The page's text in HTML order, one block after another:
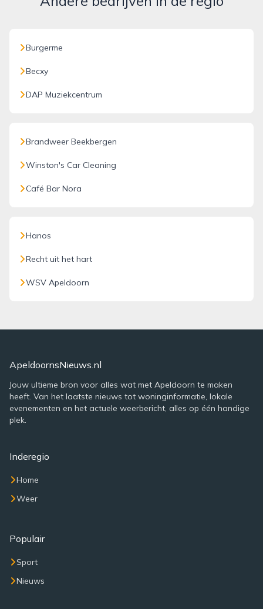
Burgerme
Becxy
DAP Muziekcentrum
Brandweer Beekbergen
Winston's Car Cleaning
Café Bar Nora
Hanos
Recht uit het hart
WSV Apeldoorn
ApeldoornsNieuws.nl
Jouw ultieme bron voor alles wat met Apeldoorn te maken
heeft. Van het laatste nieuws tot woninginformatie, lokale
evenementen en het actuele weerbericht, alles op één handige
plek.
Inderegio
Home
Weer
Populair
Sport
Nieuws